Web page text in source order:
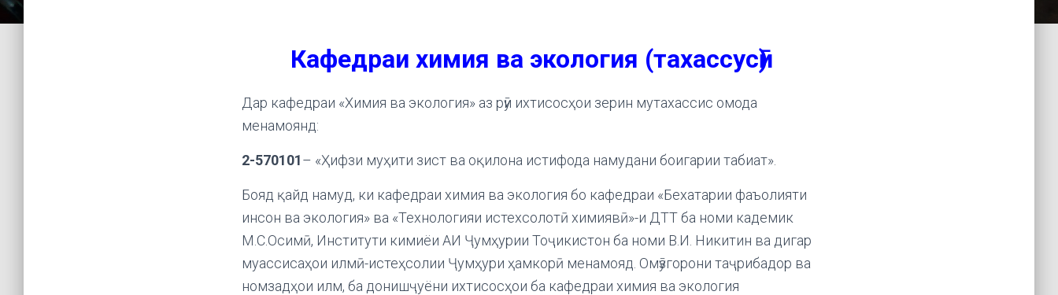
Кафедраи химия ва экология (тахассусӣ)
Дар кафедраи «Химия ва экология» аз рӯи ихтисосҳои зерин мутахассис омода
менамоянд:
2-570101– «Ҳифзи муҳити зист ва оқилона истифода намудани боигарии табиат».
Бояд қайд намуд, ки кафедраи химия ва экология бо кафедраи «Бехатарии фаъолияти
инсон ва экология» ва «Технологияи истехсолотӣ химиявӣ»-и ДТТ ба номи кадемик
М. С.Осимӣ, Институти кимиёи АИ Ҷумҳурии Тоҷикистон ба номи В. И. Никитин ва дигар
муассисаҳои илмӣ-истеҳсолии Ҷумҳури ҳамкорӣ менамояд. Омӯзгорони таҷрибадор ва
номзадҳои илм, ба донишҷуёни ихтисосҳои ба кафедраи химия ва экология